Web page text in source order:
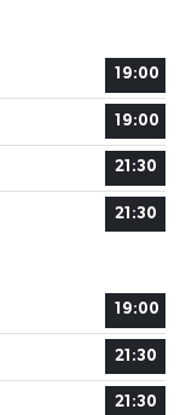
19:00
19:00
21:30
21:30
19:00
21:30
21:30